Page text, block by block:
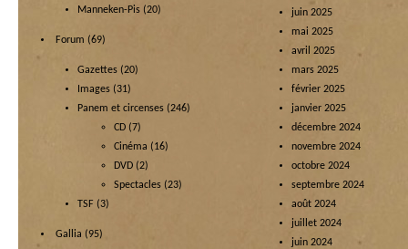
Manneken-Pis (20)
Forum (69)
Gazettes (20)
Images (31)
Panem et circenses (246)
CD (7)
Cinéma (16)
DVD (2)
Spectacles (23)
TSF (3)
Gallia (95)
juin 2025
mai 2025
avril 2025
mars 2025
février 2025
janvier 2025
décembre 2024
novembre 2024
octobre 2024
septembre 2024
août 2024
juillet 2024
juin 2024